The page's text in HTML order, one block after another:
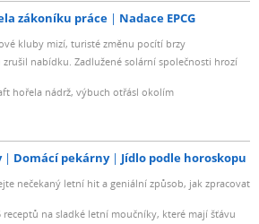
zákoníku práce Nadace EPCG
kluby mizí, turisté změnu pocítí brzy
zrušil nabídku. Zadlužené solární společnosti hrozí
hořela nádrž, výbuch otřásl okolím
Domácí pekárny Jídlo podle horoskopu
nečekaný letní hit a geniální způsob, jak zpracovat
receptů na sladké letní moučníky, které mají šťávu